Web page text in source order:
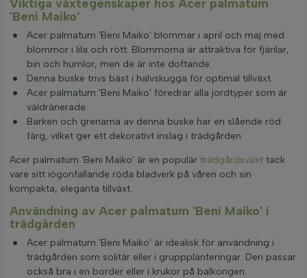
Viktiga växtegenskaper hos Acer palmatum
'Beni Maiko'
Acer palmatum 'Beni Maiko' blommar i april och maj med
blommor i lila och rött. Blommorna är attraktiva för fjärilar,
bin och humlor, men de är inte doftande.
Denna buske trivs bäst i halvskugga för optimal tillväxt.
Acer palmatum 'Beni Maiko' föredrar alla jordtyper som är
väldränerade.
Barken och grenarna av denna buske har en slående röd
färg, vilket ger ett dekorativt inslag i trädgården.
Acer palmatum 'Beni Maiko' är en populär trädgårdsväxt tack
vare sitt iögonfallande röda bladverk på våren och sin
kompakta, eleganta tillväxt.
Användning av Acer palmatum 'Beni Maiko' i
trädgården
Acer palmatum 'Beni Maiko' är idealisk för användning i
trädgården som solitär eller i gruppplanteringar. Den passar
också bra i en border eller i krukor på balkongen.